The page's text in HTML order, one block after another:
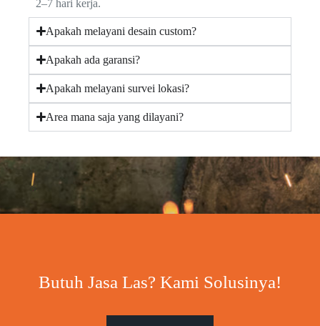
2–7 hari kerja.
Apakah melayani desain custom?
Apakah ada garansi?
Apakah melayani survei lokasi?
Area mana saja yang dilayani?
Butuh Jasa Las? Kami Solusinya!